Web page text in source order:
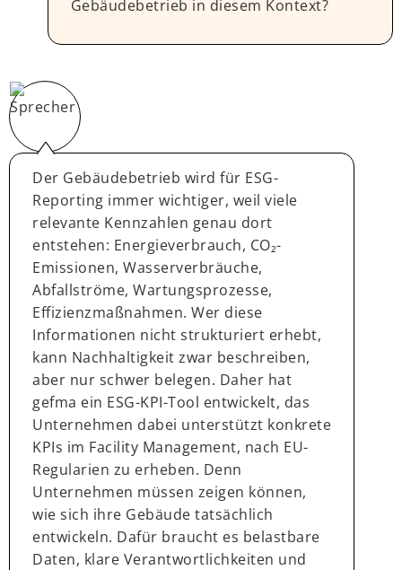
Gebäudebetrieb in diesem Kontext?
Der Gebäudebetrieb wird für ESG-
Reporting immer wichtiger, weil viele
relevante Kennzahlen genau dort
entstehen: Energieverbrauch, CO₂-
Emissionen, Wasserverbräuche,
Abfallströme, Wartungsprozesse,
Effizienzmaßnahmen. Wer diese
Informationen nicht strukturiert erhebt,
kann Nachhaltigkeit zwar beschreiben,
aber nur schwer belegen. Daher hat
gefma ein ESG-KPI-Tool entwickelt, das
Unternehmen dabei unterstützt konkrete
KPIs im Facility Management, nach EU-
Regularien zu erheben. Denn
Unternehmen müssen zeigen können,
wie sich ihre Gebäude tatsächlich
entwickeln. Dafür braucht es belastbare
Daten, klare Verantwortlichkeiten und